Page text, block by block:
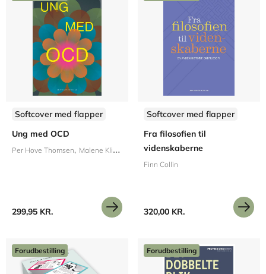
Softcover med flapper
Ung med OCD
Per Hove Thomsen Malene Klindt Bohni
299,95 KR.
Softcover med flapper
Fra filosofien til
videnskaberne
Finn Collin
320,00 KR.
Forudbestilling Forudbestilling